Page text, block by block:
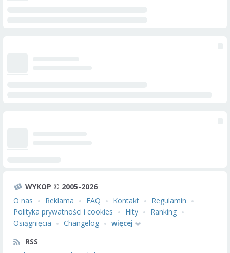
WYKOP © 2005-2026
O nas
Reklama FAQ Kontakt
Regulamin
Polityka prywatności i cookies
Hity
Ranking
Osiągnięcia
Changelog
więcej
RSS